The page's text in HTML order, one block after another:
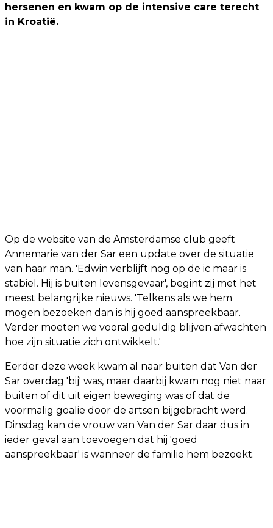
hersenen en kwam op de intensive care terecht
in Kroatië.
Op de website van de Amsterdamse club geeft
Annemarie van der Sar een update over de situatie
van haar man. 'Edwin verblijft nog op de ic maar is
stabiel. Hij is buiten levensgevaar', begint zij met het
meest belangrijke nieuws. 'Telkens als we hem
mogen bezoeken dan is hij goed aanspreekbaar.
Verder moeten we vooral geduldig blijven afwachten
hoe zijn situatie zich ontwikkelt.'
Eerder deze week kwam al naar buiten dat Van der
Sar overdag 'bij' was, maar daarbij kwam nog niet naar
buiten of dit uit eigen beweging was of dat de
voormalig goalie door de artsen bijgebracht werd.
Dinsdag kan de vrouw van Van der Sar daar dus in
ieder geval aan toevoegen dat hij 'goed
aanspreekbaar' is wanneer de familie hem bezoekt.